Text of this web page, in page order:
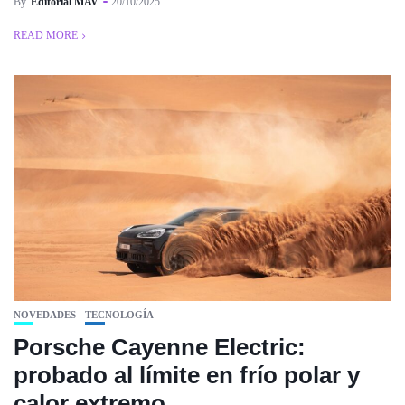
READ MORE
NOVEDADES TECNOLOGÍA
Porsche Cayenne Electric:
probado al límite en frío polar y